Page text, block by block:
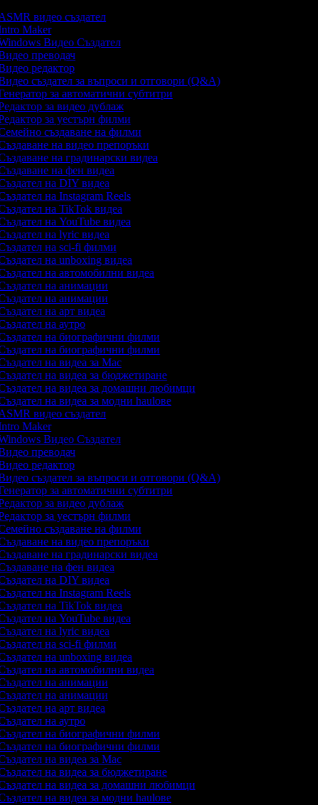
видео създател
Maker
Видео Създател
преводач
редактор
създател за въпроси и отговори (Q&A)
за автоматични субтитри
за видео дублаж
за уестърн филми
създаване на филми
на видео препоръки
на градинарски видеа
на фен видеа
на DIY видеа
на Instagram Reels
на TikTok видеа
на YouTube видеа
на lyric видеа
на sci-fi филми
на unboxing видеа
на автомобилни видеа
на анимации
на анимации
на арт видеа
на аутро
на биографични филми
на биографични филми
на видеа за Mac
на видеа за бюджетиране
на видеа за домашни любимци
на видеа за модни haulове
видео създател
Maker
Видео Създател
преводач
редактор
създател за въпроси и отговори (Q&A)
за автоматични субтитри
за видео дублаж
за уестърн филми
създаване на филми
на видео препоръки
на градинарски видеа
на фен видеа
на DIY видеа
на Instagram Reels
на TikTok видеа
на YouTube видеа
на lyric видеа
на sci-fi филми
на unboxing видеа
на автомобилни видеа
на анимации
на анимации
на арт видеа
на аутро
на биографични филми
на биографични филми
на видеа за Mac
на видеа за бюджетиране
на видеа за домашни любимци
на видеа за модни haulове